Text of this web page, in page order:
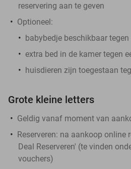
reservering aan te geven
Optioneel:
babybedje beschikbaar
extra bed in de kamer tegen
huisdieren zijn toegestaan
Grote kleine letters
Geldig vanaf moment van
Reserveren: na aankoop online
Deal Reserveren' (te vinden
vouchers)